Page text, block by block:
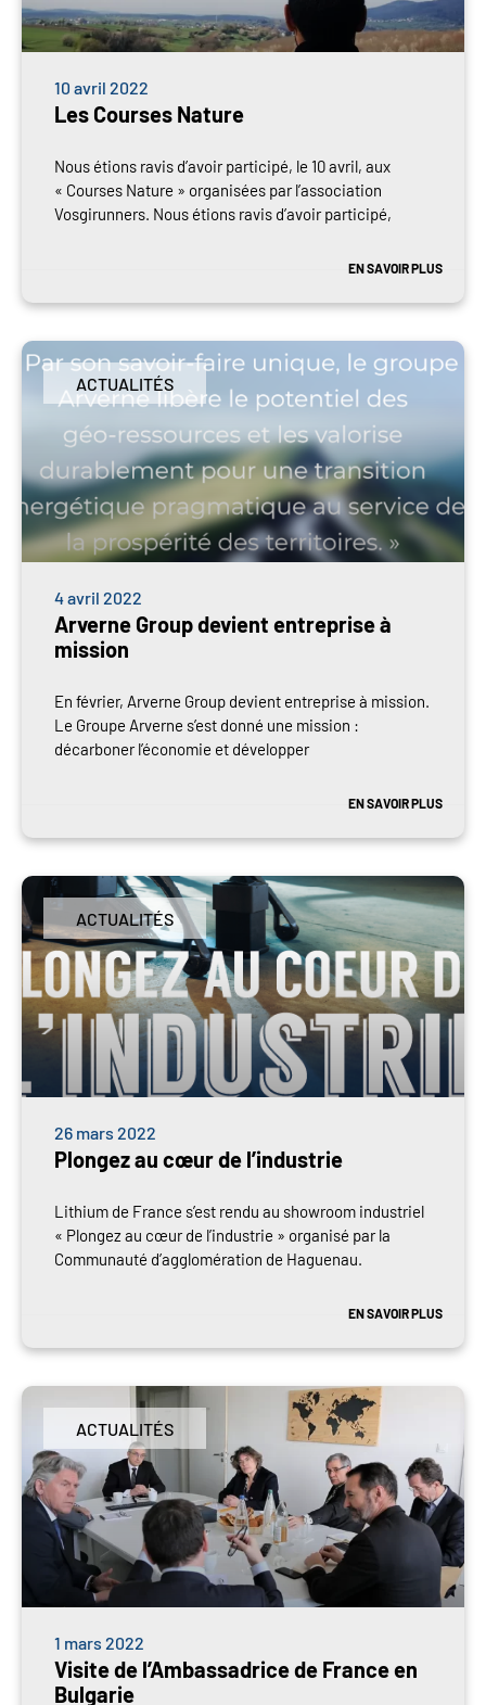
10 avril 2022
Les Courses Nature
Nous étions ravis d’avoir participé, le 10 avril, aux
« Courses Nature » organisées par l’association
Vosgirunners. Nous étions ravis d’avoir participé,
EN SAVOIR PLUS
ACTUALITÉS
4 avril 2022
Arverne Group devient entreprise à
mission
En février, Arverne Group devient entreprise à mission.
Le Groupe Arverne s’est donné une mission :
décarboner l’économie et développer
EN SAVOIR PLUS
ACTUALITÉS
26 mars 2022
Plongez au cœur de l’industrie
Lithium de France s’est rendu au showroom industriel
« Plongez au cœur de l’industrie » organisé par la
Communauté d’agglomération de Haguenau.
EN SAVOIR PLUS
ACTUALITÉS
1 mars 2022
Visite de l’Ambassadrice de France en
Bulgarie